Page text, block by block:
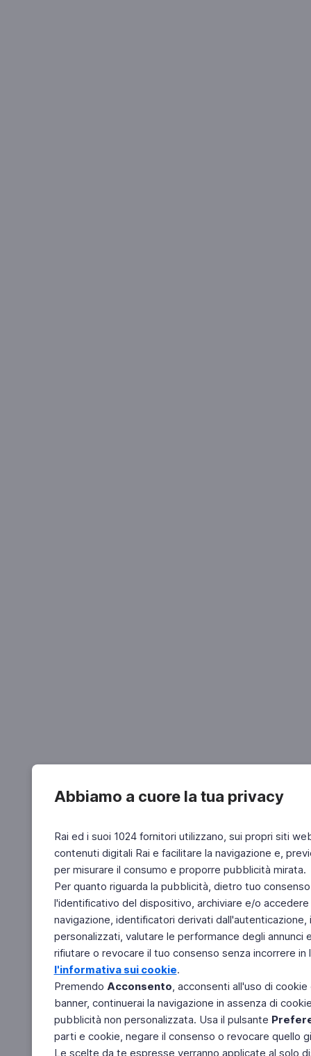
Abbiamo a cuore la tua privacy
Rai ed i suoi 1024 fornitori utilizzano, sui propri siti
contenuti digitali Rai e facilitare la navigazione e,
per misurare il consumo e proporre pubblicità mirata.
Per quanto riguarda la pubblicità, dietro tuo
l'identificativo del dispositivo, archiviare e/o
navigazione, identificatori derivati
personalizzati, valutare le performance degli
rifiutare o revocare il tuo consenso senza incorrere
l'informativa sui cookie.
Premendo Acconsento, acconsenti all'uso di
banner, continuerai la navigazione in assenza di
pubblicità non personalizzata. Usa il pulsante
parti e cookie, negare il consenso o revocare quello
Le scelte da te espresse verranno applicate al solo